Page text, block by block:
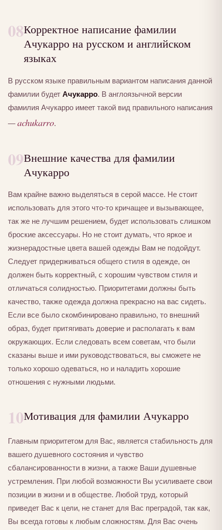
08Корректное написание фамилии
Ачукарро на русском и английском
языках
В русском языке правильным вариантом написания данной
фамилии будет Ачукарро. В англоязычной версии
фамилия Ачукарро имеет такой вид правильного написания
— achukarro.
09Внешние качества для фамилии
Ачукарро
Вам крайне важно выделяться в серой массе. Не стоит
использовать для этого что-то кричащее и вызывающее,
так же не лучшим решением, будет использовать слишком
броские аксессуары. Но не стоит думать, что яркое и
жизнерадостные цвета вашей одежды Вам не подойдут.
Следует придерживаться общего стиля в одежде, он
должен быть корректный, с хорошим чувством стиля и
отличаться солидностью. Приоритетами должны быть
качество, также одежда должна прекрасно на вас сидеть.
Если все было скомбинировано правильно, то внешний
образ, будет притягивать доверие и располагать к вам
окружающих. Если следовать всем советам, что были
сказаны выше и ими руководствоваться, вы сможете не
только хорошо одеваться, но и наладить хорошие
отношения с нужными людьми.
10Мотивация для фамилии Ачукарро
Главным приоритетом для Вас, является стабильность для
вашего душевного состояния и чувство
сбалансированности в жизни, а также Ваши душевные
устремления. При любой возможности Вы усиливаете свои
позиции в жизни и в обществе. Любой труд, который
приведет Вас к цели, не станет для Вас преградой, так как,
Вы всегда готовы к любым сложностям. Для Вас очень